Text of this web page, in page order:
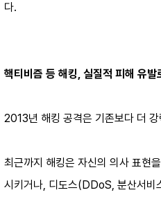
다.
핵티비즘 등 해킹, 실질적 피해 유발
2013년 해킹 공격은 기존보다 더
최근까지 해킹은 자신의 의사 표현
시키거나, 디도스(DDoS, 분산서비